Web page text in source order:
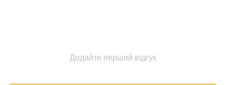
Додайте перший відгук